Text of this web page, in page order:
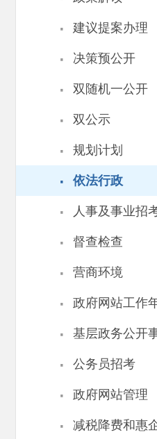
· 建议提案办理
· 决策预公开
· 双随机一公开
· 双公示
· 规划计划
· 依法行政
· 人事及事业招
· 督查检查
· 营商环境
· 政府网站工作
· 基层政务公开
· 公务员招考
· 政府网站管理
· 减税降费和惠